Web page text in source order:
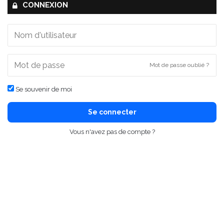
CONNEXION
Mot de passe oublié ?
Se souvenir de moi
Se connecter
Vous n'avez pas de compte ?